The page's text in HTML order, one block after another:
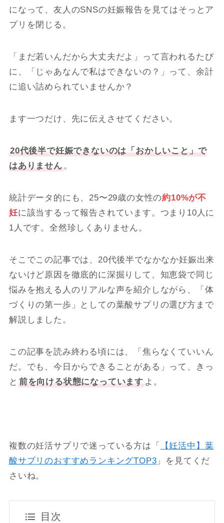
になって、友人のSNSの妊娠報告を見てはそっとア
プリを閉じる。
「まだ若いんだから大丈夫だよ」って言われるたび
に、「じゃあなんで私はできないの？」って、余計
に追い詰められていませんか？
ます一つだけ、先に伝えさせてください。
20代後半で妊娠できないのは「おかしいこと」で
はありません。
統計データ的にも、25〜29歳の女性の約10%が不
妊に該当するって報告されています。つまり10人に
1人です。全然珍しくありません。
そこでこの記事では、20代後半でなかなか妊娠出来
ないけど原因を徹底的に深掘りして、知恵袋で同じ
悩みを抱える人のリアルな声を紹介しながら、「体
づくりの第一歩」としての葉酸サプリの選び方まで
解説しました。
この記事を読み終わる頃には、「焦らなくていいん
だ。でも、今日からできることがある」って、きっ
と 前を向ける状態になっています よ。
複数の妊活サプリで迷っている方は「
【妊活中】葉
酸サプリのおすすめランキングTOP3 」を見てくだ
さいね。
目次